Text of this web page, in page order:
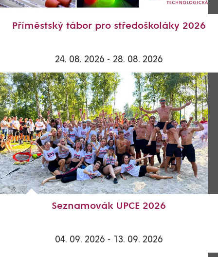
Příměstský tábor pro středoškoláky 2026
24. 08. 2026 - 28. 08. 2026
Seznamovák UPCE 2026
04. 09. 2026 - 13. 09. 2026